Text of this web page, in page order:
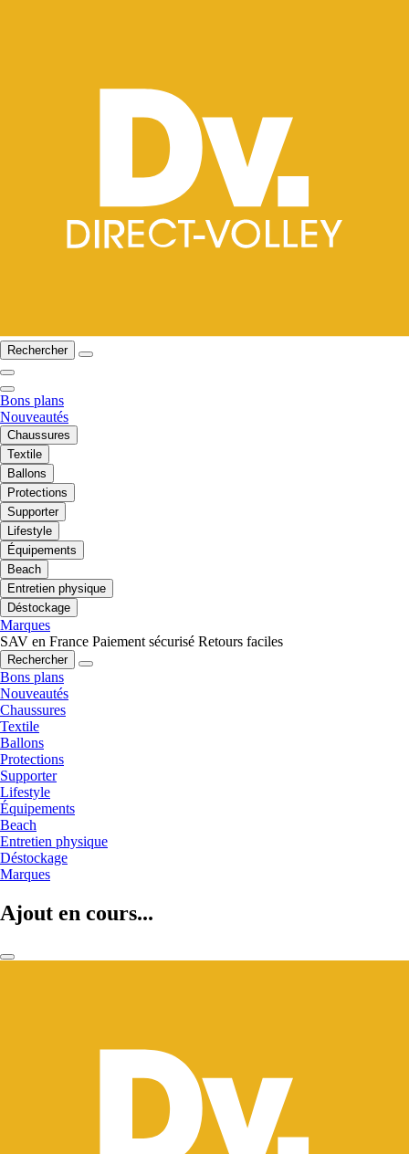
Rechercher
Bons plans
Nouveautés
Chaussures
Textile
Ballons
Protections
Supporter
Lifestyle
Équipements
Beach
Entretien physique
Déstockage
Marques
SAV en France Paiement sécurisé Retours faciles
Rechercher
Bons plans
Nouveautés
Chaussures
Textile
Ballons
Protections
Supporter
Lifestyle
Équipements
Beach
Entretien physique
Déstockage
Marques
Ajout en cours...